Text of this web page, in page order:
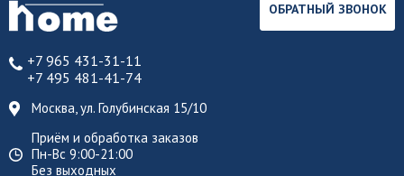
+7 965 431-31-11
+7 495 481-41-74
Москва, ул. Голубинская 15/10
Приём и обработка заказов
Пн-Вс 9:00-21:00
Без выходных
ОБРАТНЫЙ ЗВОНОК